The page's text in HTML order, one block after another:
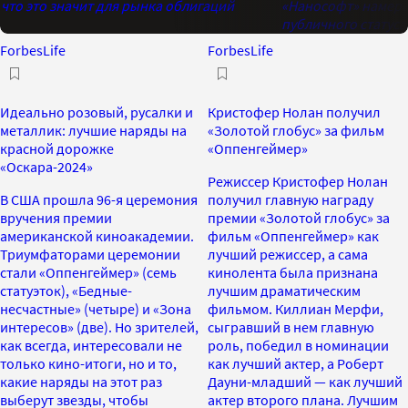
что это значит для рынка облигаций
«Нанософт»
публичного статуса
ForbesLife
Идеально розовый, русалки и
металлик: лучшие наряды на
красной дорожке
«Оскара-2024»
В США прошла 96-я церемония
вручения премии
американской киноакадемии.
Триумфаторами церемонии
стали «Оппенгеймер» (семь
статуэток), «Бедные-
несчастные» (четыре) и «Зона
интересов» (две). Но зрителей,
как всегда, интересовали не
только кино-итоги, но и то,
какие наряды на этот раз
выберут звезды, чтобы
ForbesLife
Кристофер Нолан получил
«Золотой глобус» за фильм
«Оппенгеймер»
Режиссер Кристофер Нолан
получил главную награду
премии «Золотой глобус» за
фильм «Оппенгеймер» как
лучший режиссер, а сама
кинолента была признана
лучшим драматическим
фильмом. Киллиан Мерфи,
сыгравший в нем главную
роль, победил в номинации
как лучший актер, а Роберт
Дауни-младший — как лучший
актер второго плана. Лучшим